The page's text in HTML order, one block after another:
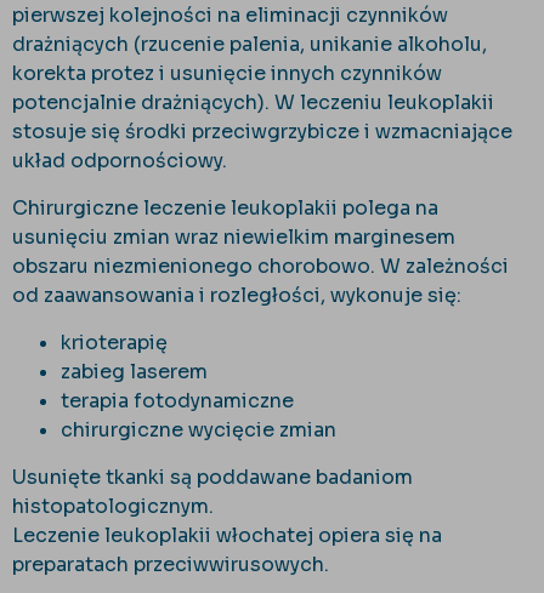
pierwszej kolejności na eliminacji czynników
drażniących (rzucenie palenia, unikanie alkoholu,
korekta protez i usunięcie innych czynników
potencjalnie drażniących). W leczeniu leukoplakii
stosuje się środki przeciwgrzybicze i wzmacniające
układ odpornościowy.
Chirurgiczne leczenie leukoplakii polega na
usunięciu zmian wraz niewielkim marginesem
obszaru niezmienionego chorobowo. W zależności
od zaawansowania i rozległości, wykonuje się:
krioterapię
zabieg laserem
terapia fotodynamiczne
chirurgiczne wycięcie zmian
Usunięte tkanki są poddawane badaniom
histopatologicznym.
Leczenie leukoplakii włochatej opiera się na
preparatach przeciwwirusowych.